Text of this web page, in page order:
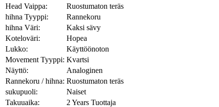
Head Vaippa:
Ruostumaton teräs
hihna Tyyppi:
Rannekoru
hihna Väri:
Kaksi sävy
Koteloväri:
Hopea
Lukko:
Käyttöönoton
Movement Tyyppi: Kvartsi
Näyttö:
Analoginen
Rannekoru / hihna: Ruostumaton teräs
sukupuoli:
Naiset
Takuuaika:
2 Years Tuottaja